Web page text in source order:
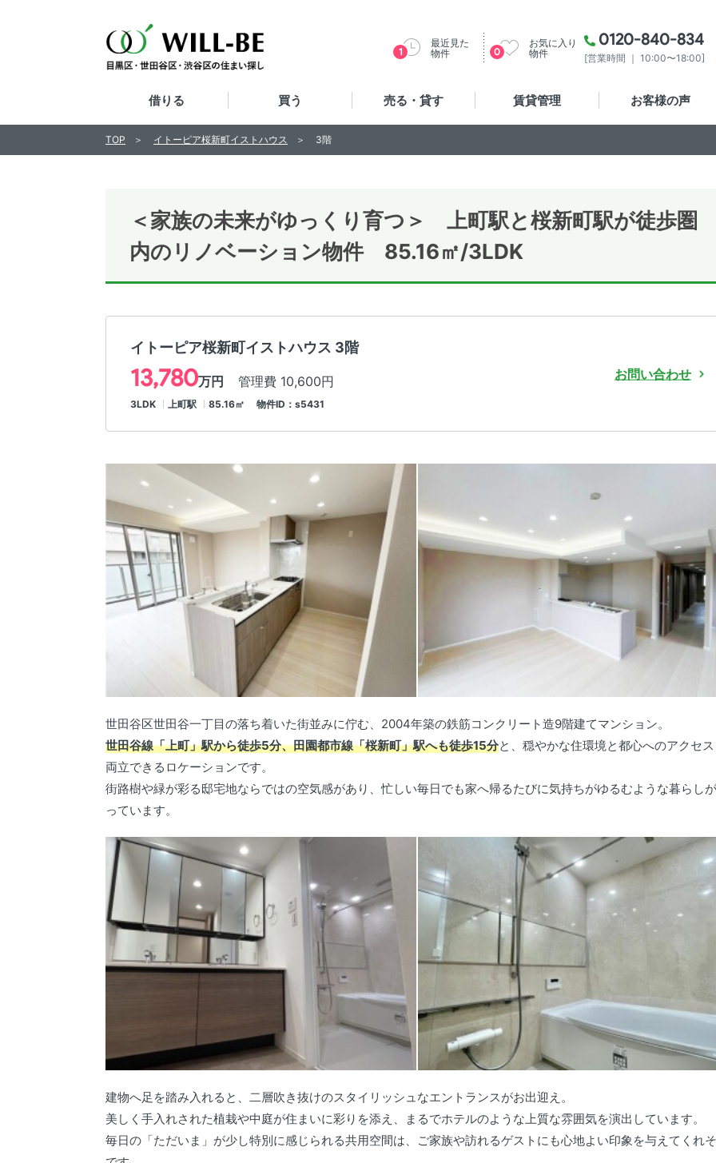
0120-840-834
[営業時間 ｜ 10:00〜18:00]
最近見た
物件
1
お気に入り
物件
0
借りる 買う 売る・貸す 賃貸管理 お客様の声
＜家族の未来がゆっくり育つ＞ 上町駅と桜新町駅が徒歩圏
内のリノベーション物件 85.16㎡/3LDK
イトーピア桜新町イストハウス 3階
13,780万円 管理費 10,600円
3LDK 上町駅 85.16㎡ 物件ID：s5431
お問い合わせ
世田谷区世田谷一丁目の落ち着いた街並みに佇む、2004年築の鉄筋コンクリート造9階建てマンション。
世田谷線「上町」駅から徒歩5分、田園都市線「桜新町」駅へも徒歩15分と、穏やかな住環境と都心へのアクセ
両立できるロケーションです。
街路樹や緑が彩る邸宅地ならではの空気感があり、忙しい毎日でも家へ帰るたびに気持ちがゆるむような暮らし
っています。
建物へ足を踏み入れると、二層吹き抜けのスタイリッシュなエントランスがお出迎え。
美しく手入れされた植栽や中庭が住まいに彩りを添え、まるでホテルのような上質な雰囲気を演出しています。
毎日の「ただいま」が少し特別に感じられる共用空間は、ご家族や訪れるゲストにも心地よい印象を与えてくれ
TOP イトーピア桜新町イストハウス 3階